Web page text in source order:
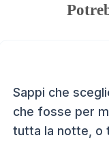
Sappi che
che fosse per
tutta la notte, o